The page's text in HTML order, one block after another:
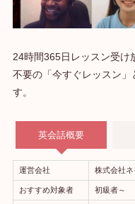
24時間365日レッスン受け
不要の「今すぐレッスン
す。
英会話概要
運営会社 株式会社
おすすめ対象者 初級者～